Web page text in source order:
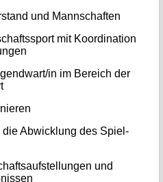
und Mannschaften
mit Koordination
in im Bereich der
Abwicklung des Spiel-
und